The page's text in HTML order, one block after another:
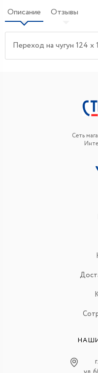
Описание Отзывы
Переход на чугун 124 х
Сеть